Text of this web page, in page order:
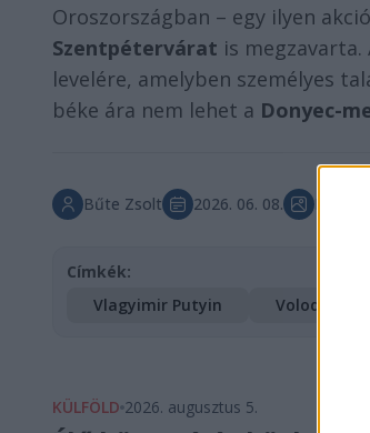
Oroszországban – egy ilyen
Szentpétervárat is
levelére, amelyben személyes
béke ára nem lehet a Donyec-
Bűte Zsolt 2026. 06. 08.
Címkék:
Vlagyimir Putyin
Volodimir
KÜLFÖLD 2026. augusztus 5.